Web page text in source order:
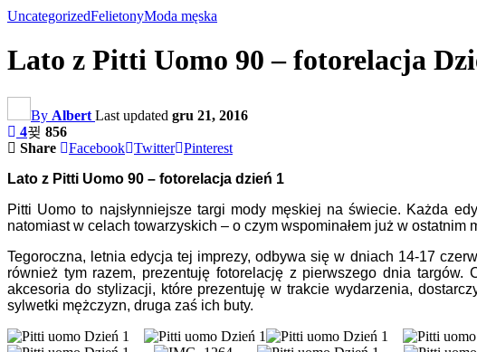
UncategorizedFelietonyModa męska
Lato z Pitti Uomo 90 – fotorelacja
By Albert Last updated gru 21, 2016
4
856
Share
Facebook Twitter Pinterest
Lato z Pitti Uomo 90 – fotorelacja dzień 1
Pitti Uomo to najsłynniejsze targi mody męskiej na świecie. Każda
natomiast w celach towarzyskich – o czym wspominałem już w ostatnim
Tegoroczna, letnia edycja tej imprezy, odbywa się w dniach 14-17
również tym razem, prezentuję fotorelację z pierwszego dnia
akcesoria do stylizacji, które prezentuję w trakcie wydarzenia,
sylwetki mężczyzn, druga zaś ich buty.